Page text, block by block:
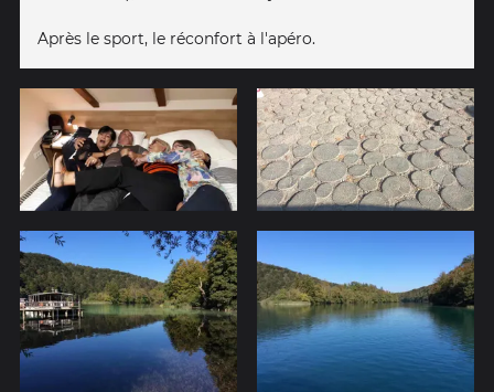
Après le sport, le réconfort à l'apéro.